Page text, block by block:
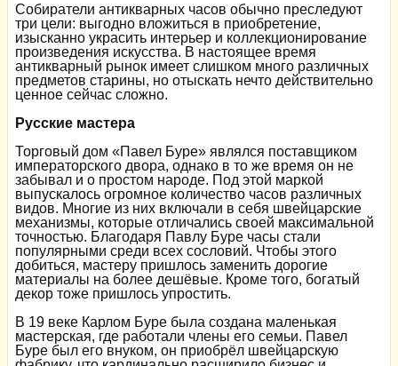
Собиратели антикварных часов обычно преследуют
три цели: выгодно вложиться в приобретение,
изысканно украсить интерьер и коллекционирование
произведения искусства. В настоящее время
антикварный рынок имеет слишком много различных
предметов старины, но отыскать нечто действительно
ценное сейчас сложно.
Русские мастера
Торговый дом «Павел Буре» являлся поставщиком
императорского двора, однако в то же время он не
забывал и о простом народе. Под этой маркой
выпускалось огромное количество часов различных
видов. Многие из них включали в себя швейцарские
механизмы, которые отличались своей максимальной
точностью. Благодаря Павлу Буре часы стали
популярными среди всех сословий. Чтобы этого
добиться, мастеру пришлось заменить дорогие
материалы на более дешёвые. Кроме того, богатый
декор тоже пришлось упростить.
В 19 веке Карлом Буре была создана маленькая
мастерская, где работали члены его семьи. Павел
Буре был его внуком, он приобрёл швейцарскую